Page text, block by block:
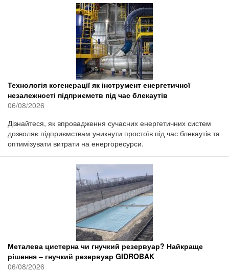
Технологія когенерації як інструмент енергетичної
незалежності підприємств під час блекаутів
06/08/2026
Дізнайтеся, як впровадження сучасних енергетичних систем
дозволяє підприємствам уникнути простоїв під час блекаутів та
оптимізувати витрати на енергоресурси.
Металева цистерна чи гнучкий резервуар? Найкраще
рішення – гнучкий резервуар GIDROBAK
06/08/2026